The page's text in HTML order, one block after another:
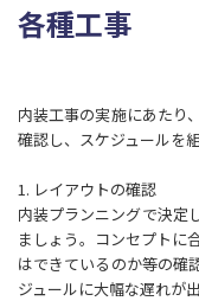
各種工事
内装工事の実施にあたり
確認し、スケジュールを
1. レイアウトの確認
内装プランニングで決定
ましょう。コンセプトに
はできているのか等の確
ジュールに大幅な遅れが